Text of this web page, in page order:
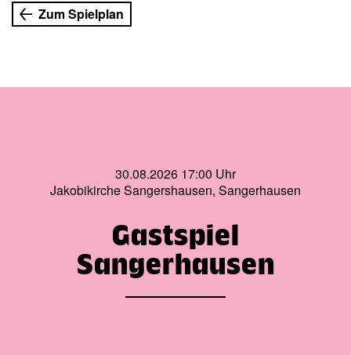
Zum Spielplan
30.08.2026 17:00 Uhr
Jakobikirche Sangershausen, Sangerhausen
Gastspiel
Sangerhausen